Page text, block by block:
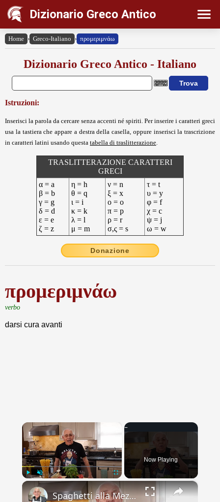
Dizionario Greco Antico
Home › Greco-Italiano › προμεριμνάω
Dizionario Greco Antico - Italiano
Istruzioni:
Inserisci la parola da cercare senza accenti né spiriti. Per inserire i caratteri greci
usa la tastiera che appare a destra della casella, oppure inserisci la trascrizione
in caratteri latini usando questa tabella di traslitterazione
TRASLITTERAZIONE CARATTERI
GRECI
α = a
β = b
γ = g
δ = d
ε = e
ζ = z
η = h
θ = q
ι = i
κ = k
λ = l
μ = m
ν = n
ξ = x
ο = o
π = p
ρ = r
σ,ς = s
τ = t
υ = y
φ = f
χ = c
ψ = j
ω = w
Donazione
προμεριμνάω
verbo
darsi cura avanti
Unmute
Now Playing
×
Spaghetti alla Mezzanotte Recipe